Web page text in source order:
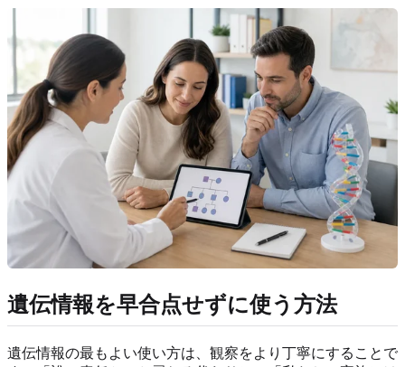
遺伝情報を早合点せずに使う方法
遺伝情報の最もよい使い方は、観察をより丁寧にすることで